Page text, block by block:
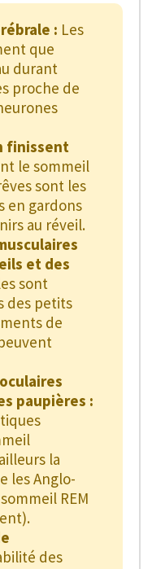
: Les
que
durant
proche de
finissent
le sommeil
sont les
en gardons
au réveil.
et des
sont
des petits
de
paupières :
la
les Anglo-
REM
des